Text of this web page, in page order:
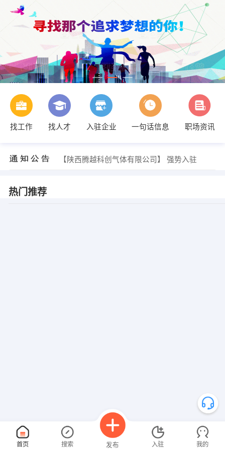
找工作 找人才 入驻企业 一句话信息
职场资讯
【陕西腾越科创气体有限公司】 强势入驻
热门推荐
首页 搜索 发布 入驻 我的